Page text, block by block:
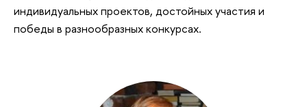
индивидуальных проектов, достойных участия и
победы в разнообразных конкурсах.